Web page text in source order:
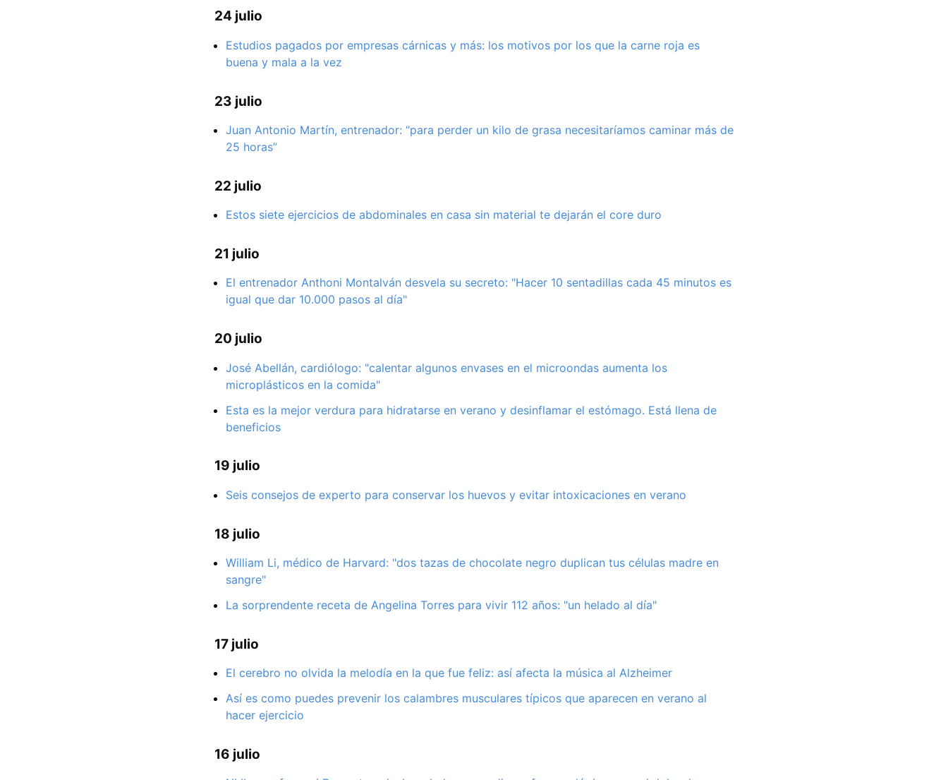
24 julio
Estudios pagados por empresas cárnicas y más: los motivos por los que la carne roja es
buena y mala a la vez
23 julio
Juan Antonio Martín, entrenador: “para perder un kilo de grasa necesitaríamos caminar más de
25 horas”
22 julio
Estos siete ejercicios de abdominales en casa sin material te dejarán el core duro
21 julio
El entrenador Anthoni Montalván desvela su secreto: "Hacer 10 sentadillas cada 45 minutos es
igual que dar 10.000 pasos al día"
20 julio
José Abellán, cardiólogo: "calentar algunos envases en el microondas aumenta los
microplásticos en la comida"
Esta es la mejor verdura para hidratarse en verano y desinflamar el estómago. Está llena de
beneficios
19 julio
Seis consejos de experto para conservar los huevos y evitar intoxicaciones en verano
18 julio
William Li, médico de Harvard: "dos tazas de chocolate negro duplican tus células madre en
sangre"
La sorprendente receta de Angelina Torres para vivir 112 años: "un helado al día"
17 julio
El cerebro no olvida la melodía en la que fue feliz: así afecta la música al Alzheimer
Así es como puedes prevenir los calambres musculares típicos que aparecen en verano al
hacer ejercicio
16 julio